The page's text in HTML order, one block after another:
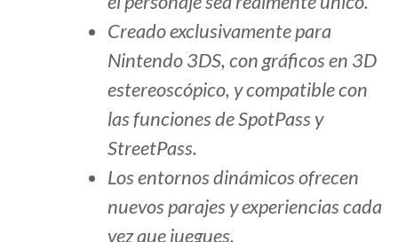
Creado exclusivamente para
Nintendo 3DS, con gráficos en 3D
estereoscópico, y compatible con
las funciones de SpotPass y
StreetPass.
Los entornos dinámicos ofrecen
nuevos parajes y experiencias cada
vez que juegues.